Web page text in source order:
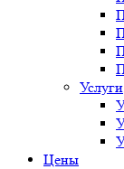
Услуги
Цены